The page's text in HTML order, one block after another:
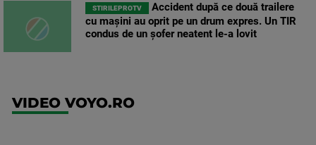
STIRILEPROTV
Accident după ce două trailere
cu mașini au oprit pe un drum expres. Un TIR
condus de un șofer neatent le-a lovit
VIDEO VOYO.RO